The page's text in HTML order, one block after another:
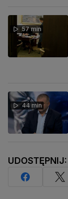
57 min
44 min
UDOSTĘPNIJ: